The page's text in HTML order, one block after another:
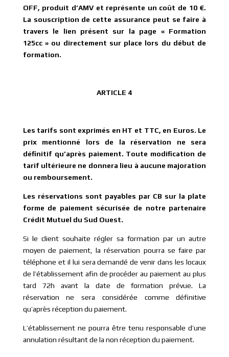
OFF, produit d’AMV et représente un coût de 10 €.
La souscription de cette assurance peut se faire à
travers le lien présent sur la page « Formation
125cc » ou directement sur place lors du début de
formation.
ARTICLE 4
Les tarifs sont exprimés en HT et TTC, en Euros. Le
prix mentionné lors de la réservation ne sera
définitif qu’après paiement. Toute modification de
tarif ultérieure ne donnera lieu à aucune majoration
ou remboursement.
Les réservations sont payables par CB sur la plate
forme de paiement sécurisée de notre partenaire
Crédit Mutuel du Sud Ouest.
Si le client souhaite régler sa formation par un autre
moyen de paiement, la réservation pourra se faire par
téléphone et il lui sera demandé de venir dans les locaux
de l’établissement afin de procéder au paiement au plus
tard 72h avant la date de formation prévue. La
réservation ne sera considérée comme définitive
qu’après réception du paiement.
L’établissement ne pourra être tenu responsable d’une
annulation résultant de la non réception du paiement.